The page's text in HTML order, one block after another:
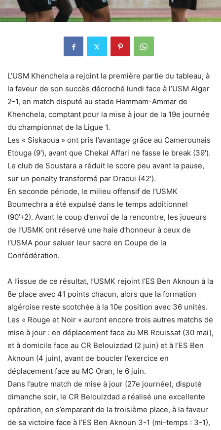
L’USM Khenchela a rejoint la première partie du tableau, à
la faveur de son succès décroché lundi face à l’USM Alger
2-1, en match disputé au stade Hammam-Ammar de
Khenchela, comptant pour la mise à jour de la 19e journée
du championnat de la Ligue 1.
Les « Siskaoua » ont pris l’avantage grâce au Camerounais
Etouga (9′), avant que Chekal Affari ne fasse le break (39′).
Le club de Soustara a réduit le score peu avant la pause,
sur un penalty transformé par Draoui (42′).
En seconde période, le milieu offensif de l’USMK
Boumechra a été expulsé dans le temps additionnel
(90’+2). Avant le coup d’envoi de la rencontre, les joueurs
de l’USMK ont réservé une haie d’honneur à ceux de
l’USMA pour saluer leur sacre en Coupe de la
Confédération.
A l’issue de ce résultat, l’USMK rejoint l’ES Ben Aknoun à la
8e place avec 41 points chacun, alors que la formation
algéroise reste scotchée à la 10e position avec 36 unités.
Les « Rouge et Noir » auront encore trois autres matchs de
mise à jour : en déplacement face au MB Rouissat (30 mai),
et à domicile face au CR Belouizdad (2 juin) et à l’ES Ben
Aknoun (4 juin), avant de boucler l’exercice en
déplacement face au MC Oran, le 6 juin.
Dans l’autre match de mise à jour (27e journée), disputé
dimanche soir, le CR Belouizdad a réalisé une excellente
opération, en s’emparant de la troisième place, à la faveur
de sa victoire face à l’ES Ben Aknoun 3-1 (mi-temps : 3-1),